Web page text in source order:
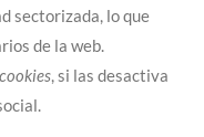
sectorizada, lo que
de la web.
cookies, si las desactiva